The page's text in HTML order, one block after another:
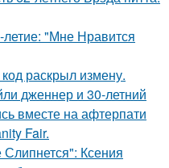
летие: "Мне Нравится
раскрыл измену.
дженнер и 30-летний
вместе на афтерпати
Fair.
Ксения